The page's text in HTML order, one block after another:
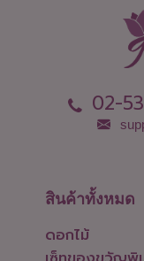
02-
สินค้าทั้งหมด
ดอกไม้